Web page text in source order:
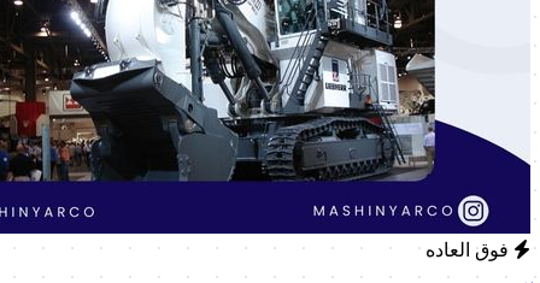
فوق العاده